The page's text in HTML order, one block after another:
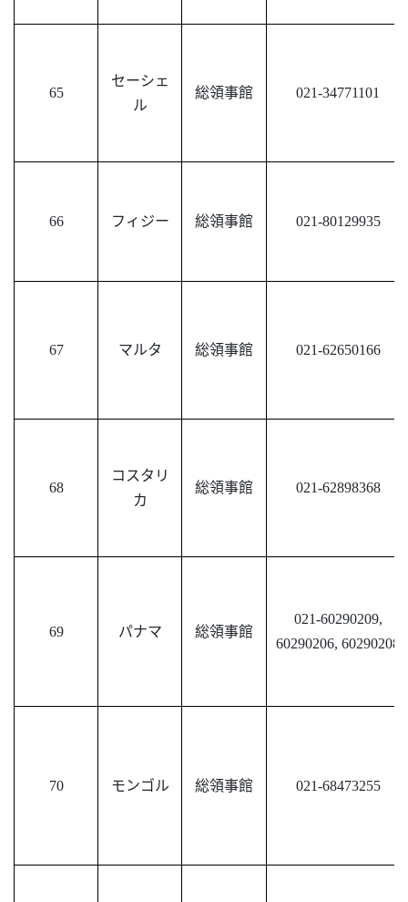
65
セーシェ
ル
総領事館 021-34771101
66 フィジー 総領事館 021-80129935
67 マルタ 総領事館 021-62650166
68
コスタリ
カ
総領事館 021-62898368
69 パナマ 総領事館
021-60290209,
60290206, 60290208
70 モンゴル 総領事館 021-68473255